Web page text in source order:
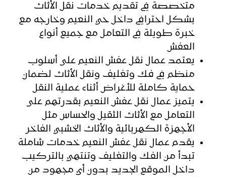
متخصصة في تقديم خدمات نقل الأثاث
بشكل احترافي داخل حي النعيم وخارجه مع
خبرة طويلة في التعامل مع جميع أنواع
العفش
يعتمد عمال نقل عفش النعيم على أسلوب
منظم في فك وتغليف ونقل الأثاث لضمان
حماية كاملة للأغراض أثناء عملية النقل
يتميز عمال نقل عفش النعيم بقدرتهم على
التعامل مع الأثاث الثقيل والحساس مثل
الأجهزة الكهربائية والأثاث الخشبي الفاخر
يقدم عمال نقل عفش النعيم خدمات شاملة
تبدأ من الفك والتغليف وتنتهي بالتركيب
داخل الموقع الجديد بدون أي مجهود من